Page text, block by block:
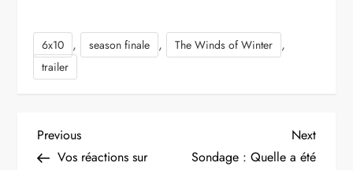
6x10 , season finale , The Winds of Winter ,
trailer
N
Previous
Post
Previous
Vos réactions sur
Next
Post
Next
Sondage : Quelle a été